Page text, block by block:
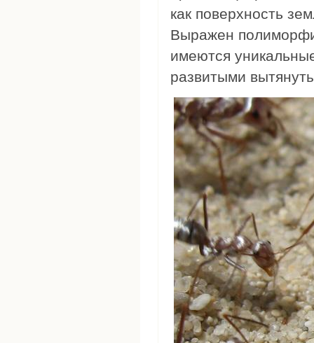
как поверхность
Выражен
имеются
развитыми